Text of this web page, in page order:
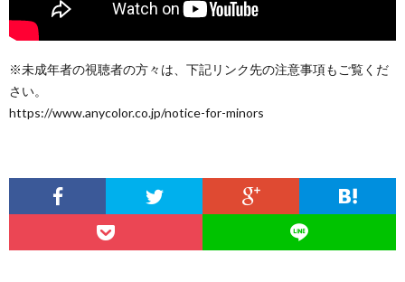
※未成年者の視聴者の方々は、下記リンク先の注意事項もご覧くだ
さい。
https://www.anycolor.co.jp/notice-for-minors